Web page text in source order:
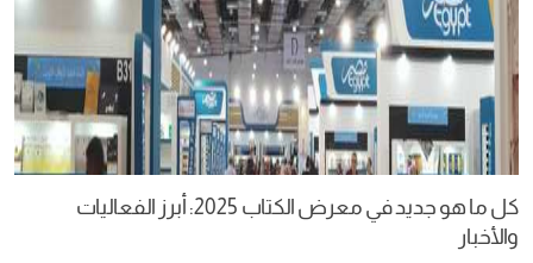
كل ما هو جديد في معرض الكتاب 2025: أبرز الفعاليات
والأخبار